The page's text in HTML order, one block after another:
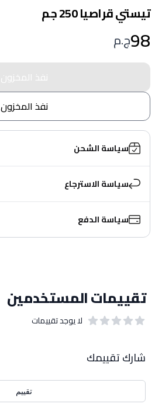
تيستي قراصيا 250 جم
98ج.م
نفذ المخزون
نفذ المخزون
سياسة الشحن
سياسة الاسترجاع
سياسة الدفع
تقييمات المستخدمين
لا يوجد تقييمات
شارك تقييمك
تقييم